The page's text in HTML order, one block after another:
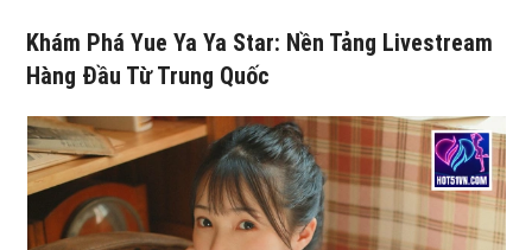
Khám Phá Yue Ya Ya Star: Nền Tảng Livestream
Hàng Đầu Từ Trung Quốc